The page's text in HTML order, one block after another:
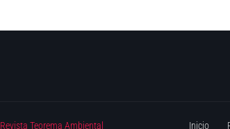
Revista Teorema Ambiental Inicio